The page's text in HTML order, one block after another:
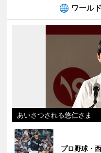
ワール
あいさつされる悠仁さま
プロ野球・